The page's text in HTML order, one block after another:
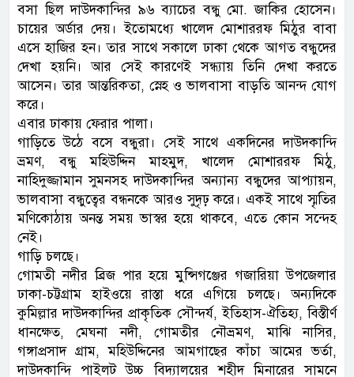
বসা ছিল দাউদকান্দির ৯৬ ব্যাচের বন্ধু মো. জাকির হোসেন।
চায়ের অর্ডার দেয়। ইতোমধ্যে খালেদ মোশাররফ মিঠুর বাবা
এসে হাজির হন। তার সাথে সকালে ঢাকা থেকে আগত বন্ধুদের
দেখা হয়নি। আর সেই কারণেই সন্ধ্যায় তিনি দেখা করতে
আসেন। তার আন্তরিকতা, স্নেহ ও ভালবাসা বাড়তি আনন্দ যোগ
করে।
এবার ঢাকায় ফেরার পালা।
গাড়িতে উঠে বসে বন্ধুরা। সেই সাথে একদিনের দাউদকান্দি
ভ্রমণ, বন্ধু মহিউদ্দিন মাহমুদ, খালেদ মোশাররফ মিঠু,
নাহিদুজ্জামান সুমনসহ দাউদকান্দির অন্যান্য বন্ধুদের আপ্যায়ন,
ভালবাসা বন্ধুত্বের বন্ধনকে আরও সুদৃঢ় করে। একই সাথে স্মৃতির
মণিকোঠায় অনন্ত সময় ভাস্বর হয়ে থাকবে, এতে কোন সন্দেহ
নেই।
গাড়ি চলছে।
গোমতী নদীর ব্রিজ পার হয়ে মুন্সিগঞ্জের গজারিয়া উপজেলার
ঢাকা-চট্টগ্রাম হাইওয়ে রাস্তা ধরে এগিয়ে চলছে। অন্যদিকে
কুমিল্লার দাউদকান্দির প্রাকৃতিক সৌন্দর্য, ইতিহাস-ঐতিহ্য, বিস্তীর্ণ
ধানক্ষেত, মেঘনা নদী, গোমতীর নৌভ্রমণ, মাঝি নাসির,
গঙ্গাপ্রসাদ গ্রাম, মহিউদ্দিনের আমগাছের কাঁচা আমের ভর্তা,
দাউদকান্দি পাইলট উচ্চ বিদ্যালয়ের শহীদ মিনারের সামনে